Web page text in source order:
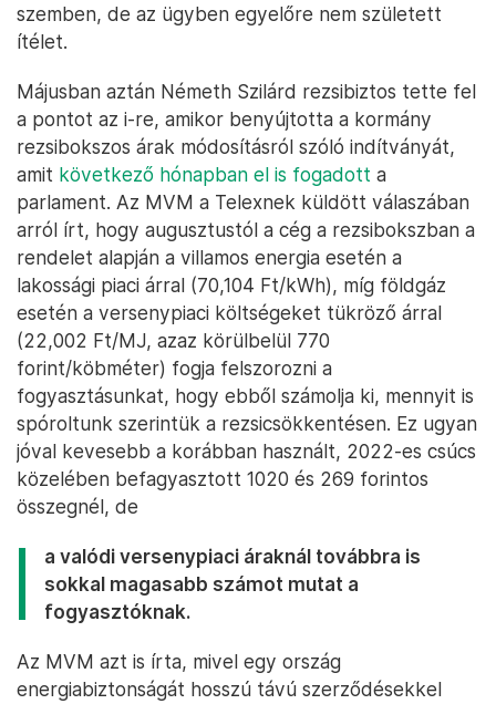
szemben, de az ügyben egyelőre nem született
ítélet.
Májusban aztán Németh Szilárd rezsibiztos tette fel
a pontot az i-re, amikor benyújtotta a kormány
rezsibokszos árak módosításról szóló indítványát,
amit következő hónapban el is fogadott a
parlament. Az MVM a Telexnek küldött válaszában
arról írt, hogy augusztustól a cég a rezsibokszban a
rendelet alapján a villamos energia esetén a
lakossági piaci árral (70,104 Ft/kWh), míg földgáz
esetén a versenypiaci költségeket tükröző árral
(22,002 Ft/MJ, azaz körülbelül 770
forint/köbméter) fogja felszorozni a
fogyasztásunkat, hogy ebből számolja ki, mennyit is
spóroltunk szerintük a rezsicsökkentésen. Ez ugyan
jóval kevesebb a korábban használt, 2022-es csúcs
közelében befagyasztott 1020 és 269 forintos
összegnél, de
a valódi versenypiaci áraknál továbbra is
sokkal magasabb számot mutat a
fogyasztóknak.
Az MVM azt is írta, mivel egy ország
energiabiztonságát hosszú távú szerződésekkel